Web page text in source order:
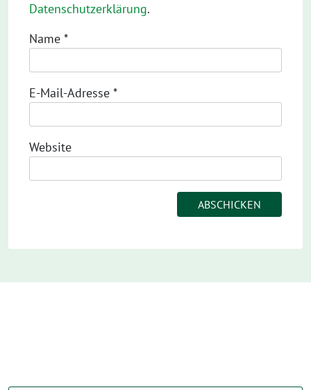
Datenschutzerklärung.
Name *
E-Mail-Adresse *
Website